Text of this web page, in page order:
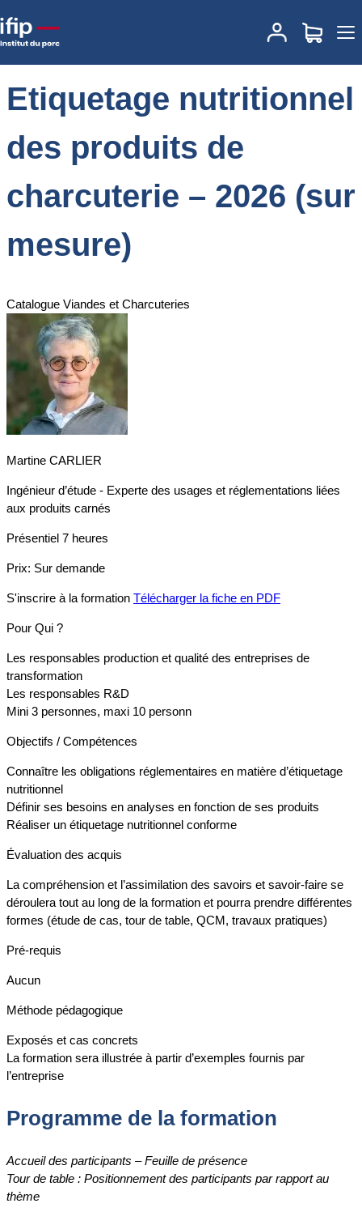
Accueil
Etiquetage
nutritionnel des produits de charcuterie – 2026 (sur mesure)
Etiquetage nutritionnel
des produits de
charcuterie – 2026 (sur
mesure)
Catalogue Viandes et Charcuteries
Martine CARLIER
Ingénieur d’étude - Experte des usages et réglementations liées
aux produits carnés
Présentiel 7 heures
Prix: Sur demande
S'inscrire à la formation Télécharger la fiche en PDF
Pour Qui ?
Les responsables production et qualité des entreprises de
transformation
Les responsables R&D
Mini 3 personnes, maxi 10 personn
Objectifs / Compétences
Connaître les obligations réglementaires en matière d’étiquetage
nutritionnel
Définir ses besoins en analyses en fonction de ses produits
Réaliser un étiquetage nutritionnel conforme
Évaluation des acquis
La compréhension et l’assimilation des savoirs et savoir-faire se
déroulera tout au long de la formation et pourra prendre différentes
formes (étude de cas, tour de table, QCM, travaux pratiques)
Pré-requis
Aucun
Méthode pédagogique
Exposés et cas concrets
La formation sera illustrée à partir d’exemples fournis par
l’entreprise
Programme de la formation
Accueil des participants – Feuille de présence
Tour de table : Positionnement des participants par rapport au
thème